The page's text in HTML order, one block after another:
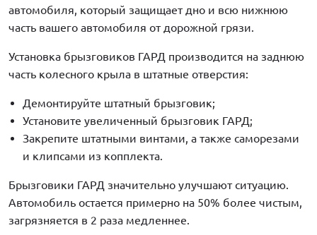
автомобиля, который защищает дно и всю нижнюю
часть вашего автомобиля от дорожной грязи.
Установка брызговиков ГАРД производится на заднюю
часть колесного крыла в штатные отверстия:
Демонтируйте штатный брызговик;
Установите увеличенный брызговик ГАРД;
Закрепите штатными винтами, а также саморезами
и клипсами из копплекта.
Брызговики ГАРД значительно улучшают ситуацию.
Автомобиль остается примерно на 50% более чистым,
загрязняется в 2 раза медленнее.